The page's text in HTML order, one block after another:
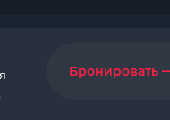
Бронировать